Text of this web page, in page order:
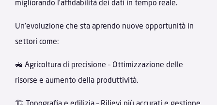
migliorando l’affidabilità dei dati in tempo reale.
Un’evoluzione che sta aprendo nuove opportunità in
settori come:
🚜 Agricoltura di precisione – Ottimizzazione delle
risorse e aumento della produttività.
🏗️ Topografia e edilizia – Rilievi più accurati e gestione